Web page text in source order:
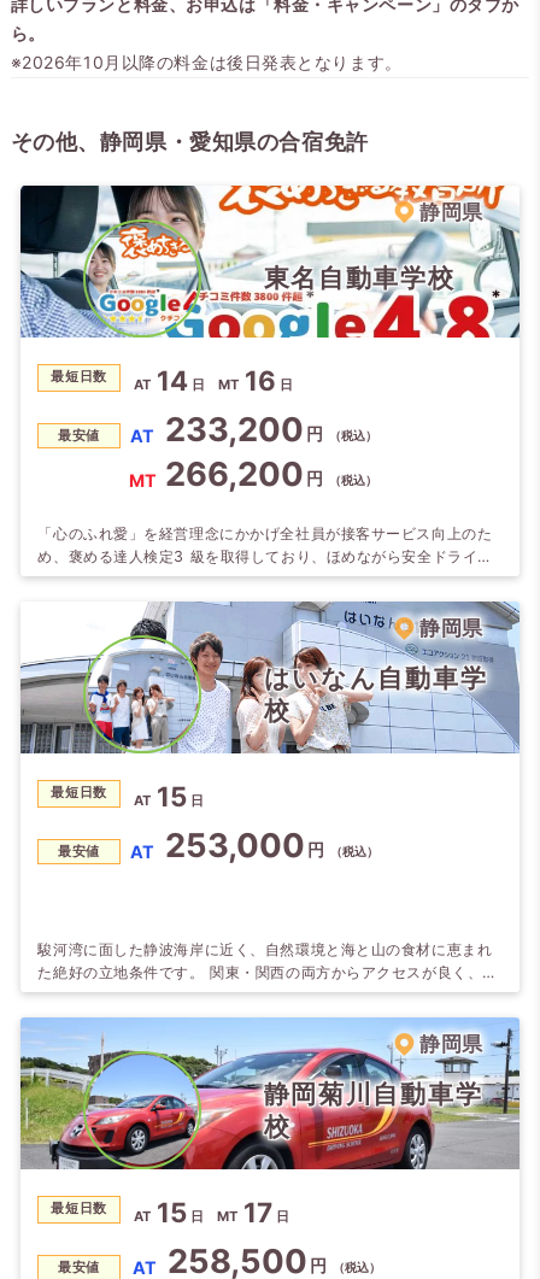
詳しいプランと料金、お申込は「料金・キャンペーン」のタブか
ら。
※2026年10月以降の料金は後日発表となります。
その他、静岡県・愛知県の合宿免許
静岡県
東名自動車学校
最短日数 AT 14 日 MT 16 日
最安値 AT 233,200 円 （税込）
MT 266,200 円 （税込）
「心のふれ愛」を経営理念にかかげ全社員が接客サービス向上のた
め、褒める達人検定3 級を取得しており、ほめながら安全ドライバ
ーの育成を目指しております。 お客様に楽しみながら勉強をしてい
ただける環境づくり（ハード面・ソフト面の充実）に平素から努力
しております。 お客様の不安をいち早く解消して、安心して教習に
専念できるよう全社員で卒業までサポートする学校です。 教習が予
定通り進むようお手伝いさせて頂い…
静岡県
はいなん自動車学
校
最短日数 AT 15 日
最安値 AT 253,000 円 （税込）
駿河湾に面した静波海岸に近く、自然環境と海と山の食材に恵まれ
た絶好の立地条件です。 関東・関西の両方からアクセスが良く、広
い教習コースで気持ちよく教習を受けることができます。 【教習生
に人気のグルメ】 ・炭焼きレストランさわやか
静岡県
静岡菊川自動車学
校
最短日数 AT 15 日 MT 17 日
最安値 AT 258,500 円 （税込）